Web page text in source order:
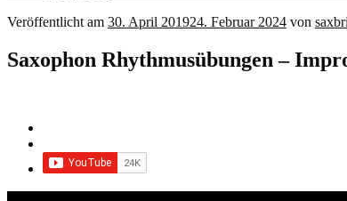
Veröffentlicht am 30. April 201924. Februar 2024 von
Saxophon Rhythmusübungen –